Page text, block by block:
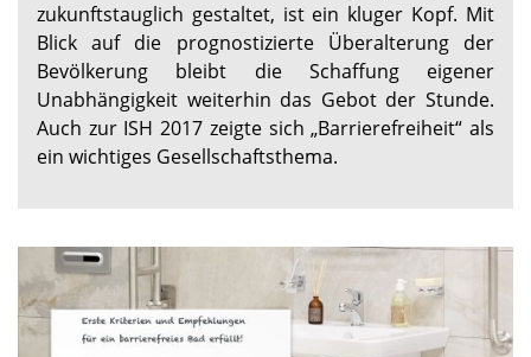
zukunftstauglich gestaltet, ist ein kluger Kopf. Mit
Blick auf die prognostizierte Überalterung der
Bevölkerung bleibt die Schaffung eigener
Unabhängigkeit weiterhin das Gebot der Stunde.
Auch zur ISH 2017 zeigte sich „Barrierefreiheit“ als
ein wichtiges Gesellschaftsthema.